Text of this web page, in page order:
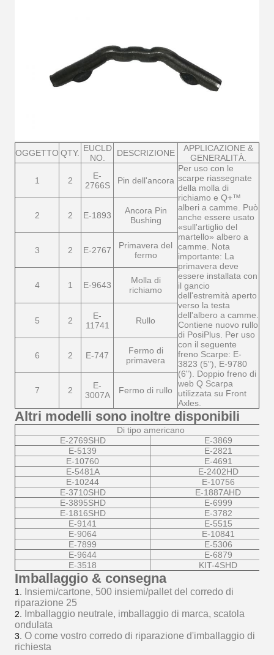
OGGETTO QTY. EUCLD
NO.
DESCRIZIONE
APPLICAZIONE &
GENERALITÀ.
1 2
E-
2766S
Pin dell'ancora
Per uso con le
scarpe riassegnate
della molla di
richiamo e Q+™
alberi a camme. Può
anche essere usato
«sull'artiglio del
martello» albero a
camme. Nota
importante: La
primavera deve
essere installata con
il gancio
dell'estremità aperto
verso la testa
dell'albero a camme.
Contiene nuovo rullo
di PosiPlus. Per uso
con il seguente
freno Scarpe: E-
3823 (5"), E-9780
(6"). Doppio freno di
web Q Scarpa
utilizzata su Front
Axles.
2 2 E-1893
Ancora Pin
Bushing
3 2 E-2767
Primavera del
fermo
4 1 E-9643
Molla di
richiamo
5 2
E-
11741
Rullo
6 2 E-747
Fermo di
primavera
7 2
E-
3007A
Fermo di rullo
Altri modelli sono inoltre disponibili
Di tipo americano
E-2769SHD
E-3869
E-5139
E-2821
E-10760
E-4691
E-5481A
E-2402HD
E-10244
E-10756
E-3710SHD
E-1887AHD
E-3895SHD
E-6999
E-1816SHD
E-3782
E-9141
E-5515
E-9064
E-10841
E-7899
E-5306
E-9644
E-6879
E-3518
KIT-4SHD
Imballaggio & consegna
1.
Insiemi/cartone, 500 insiemi/pallet del corredo di
riparazione 25
2.
Imballaggio neutrale, imballaggio di marca, scatola
ondulata
3. O come vostro corredo di riparazione d'imballaggio di
richiesta